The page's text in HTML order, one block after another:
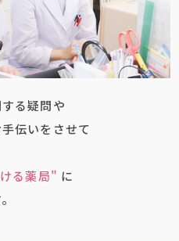
る疑問や
伝いをさせて
る薬局" に